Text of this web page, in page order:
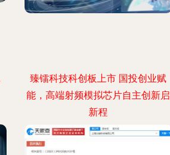
臻镭科技科创板上市 国投创业赋
能，高端射频模拟芯片自主创新启
新程